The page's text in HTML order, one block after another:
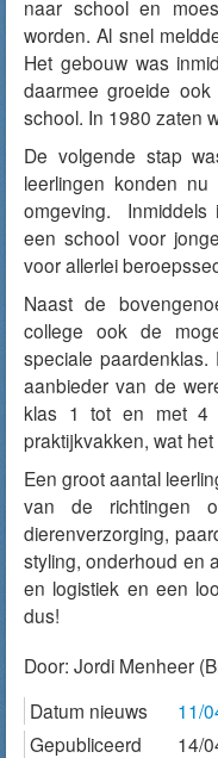
naar school en
worden. Al snel
Het gebouw was
daarmee groeide
school. In 1980 zaten
De volgende stap
leerlingen konden
omgeving. Inmiddels
een school voor
voor allerlei
Naast de
college ook de
speciale
aanbieder van de
klas 1 tot en met 4
praktijkvakken, wat
Een groot aantal
van de richtingen
dierenverzorging,
styling, onderhoud en
en logistiek en een
dus!
Door: Jordi Menheer
Datum nieuws
11/
Gepubliceerd
14/